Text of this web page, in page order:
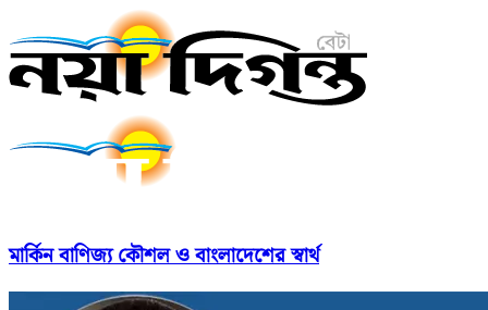
মার্কিন বাণিজ্য কৌশল ও বাংলাদেশের স্বার্থ